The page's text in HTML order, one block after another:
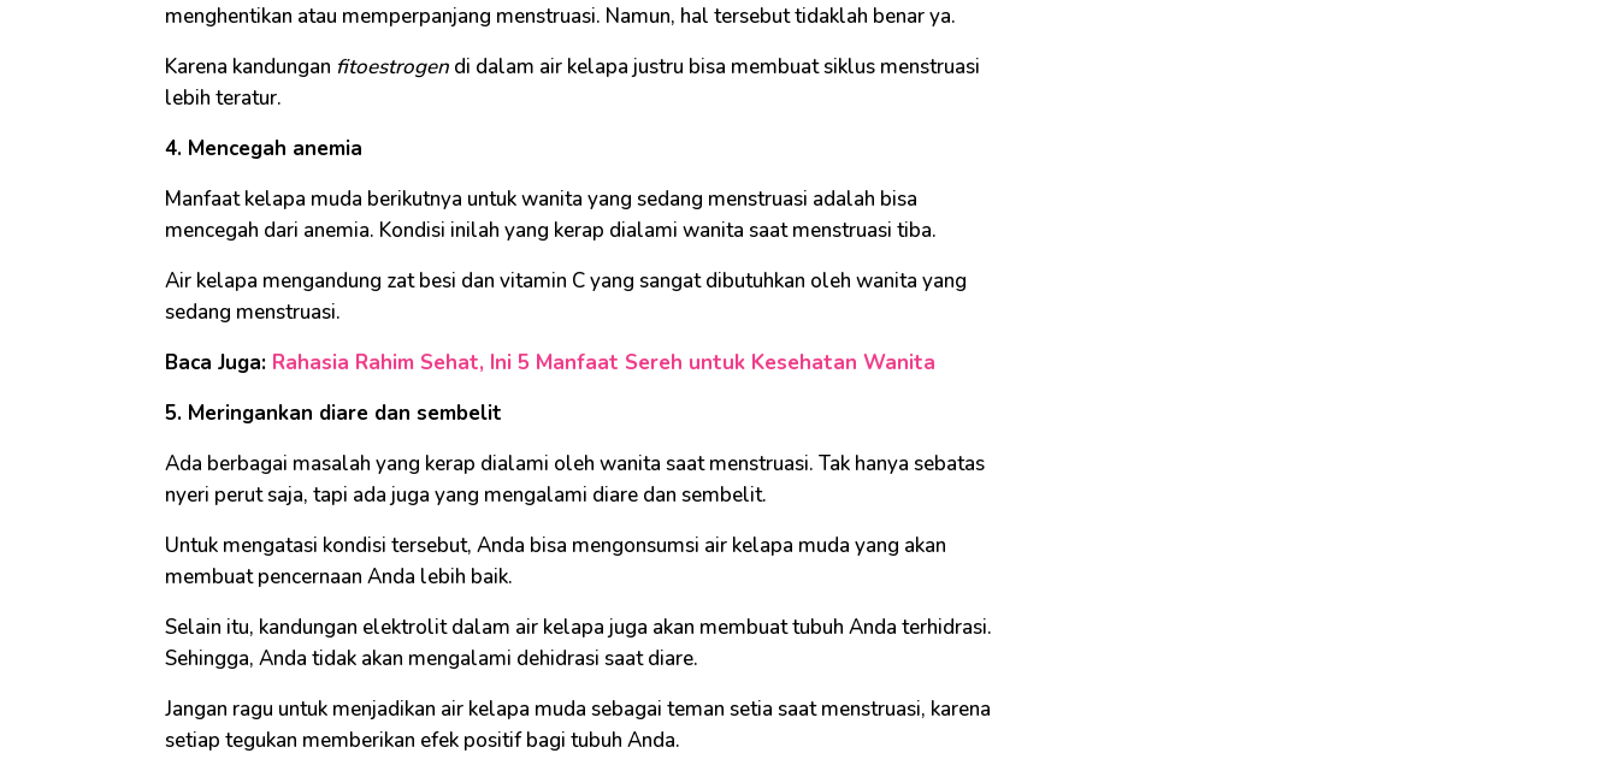
menghentikan atau memperpanjang menstruasi. Namun, hal tersebut tidaklah benar ya.
Karena kandungan fitoestrogen di dalam air kelapa justru bisa membuat siklus menstruasi
lebih teratur.
4. Mencegah anemia
Manfaat kelapa muda berikutnya untuk wanita yang sedang menstruasi adalah bisa
mencegah dari anemia. Kondisi inilah yang kerap dialami wanita saat menstruasi tiba.
Air kelapa mengandung zat besi dan vitamin C yang sangat dibutuhkan oleh wanita yang
sedang menstruasi.
Baca Juga: Rahasia Rahim Sehat, Ini 5 Manfaat Sereh untuk Kesehatan Wanita
5. Meringankan diare dan sembelit
Ada berbagai masalah yang kerap dialami oleh wanita saat menstruasi. Tak hanya sebatas
nyeri perut saja, tapi ada juga yang mengalami diare dan sembelit.
Untuk mengatasi kondisi tersebut, Anda bisa mengonsumsi air kelapa muda yang akan
membuat pencernaan Anda lebih baik.
Selain itu, kandungan elektrolit dalam air kelapa juga akan membuat tubuh Anda terhidrasi.
Sehingga, Anda tidak akan mengalami dehidrasi saat diare.
Jangan ragu untuk menjadikan air kelapa muda sebagai teman setia saat menstruasi, karena
setiap tegukan memberikan efek positif bagi tubuh Anda.